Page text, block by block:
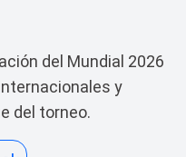
del Mundial 2026
y
del torneo.